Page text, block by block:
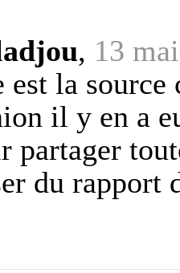
, 13
est la
il y en a
partager
du rapport